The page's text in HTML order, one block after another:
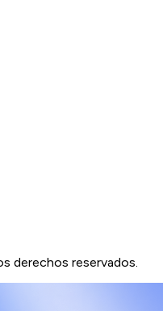
derechos reservados.